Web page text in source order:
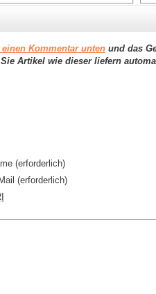
Kommentar unten und das
Artikel wie dieser liefern
(erforderlich)
(erforderlich)